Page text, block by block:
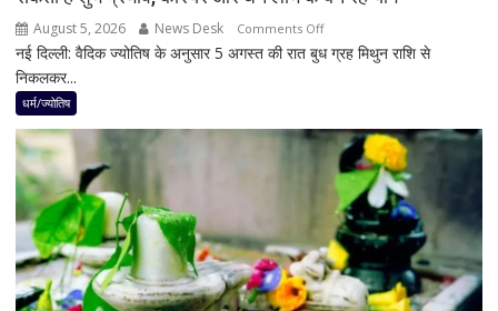
August 5, 2026 News Desk Comments Offon
5
बाद
बनेगा
बुध-
शनि
नवपंचम
योग,
इन
नई दिल्ली: वैदिक ज्योतिष के अनुसार 5 अगस्त की रात बुध ग्रह मिथुन राशि से
निकलकर...
धर्म/ज्योतिष